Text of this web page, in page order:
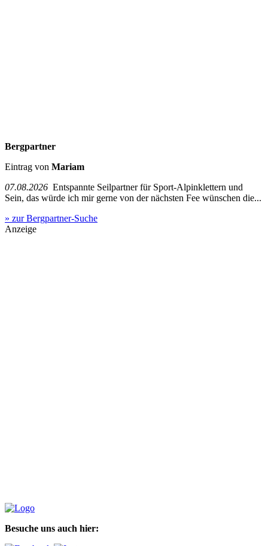
Bergpartner
Eintrag von Mariam
07.08.2026 Entspannte Seilpartner für Sport-Alpinklettern und
Sein, das würde ich mir gerne von der nächsten Fee wünschen die...
» zur Bergpartner-Suche
Anzeige
Besuche uns auch hier: